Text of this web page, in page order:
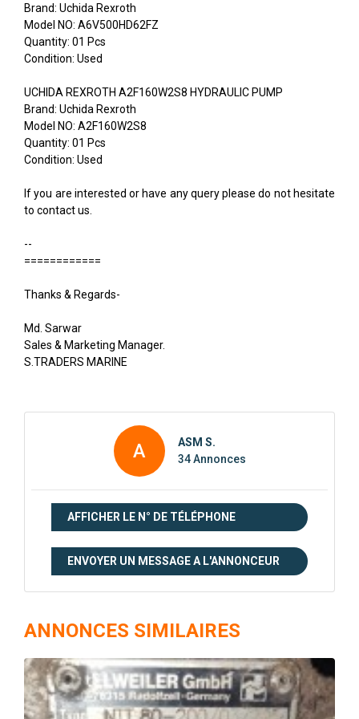
Brand: Uchida Rexroth
Model NO: A6V500HD62FZ
Quantity: 01 Pcs
Condition: Used
UCHIDA REXROTH A2F160W2S8 HYDRAULIC PUMP
Brand: Uchida Rexroth
Model NO: A2F160W2S8
Quantity: 01 Pcs
Condition: Used
If you are interested or have any query please do not hesitate
to contact us.
--
============
Thanks & Regards-
Md. Sarwar
Sales & Marketing Manager.
S.TRADERS MARINE
A
ASM S.
34 Annonces
AFFICHER LE N° DE TÉLÉPHONE
ENVOYER UN MESSAGE A L'ANNONCEUR
ANNONCES SIMILAIRES